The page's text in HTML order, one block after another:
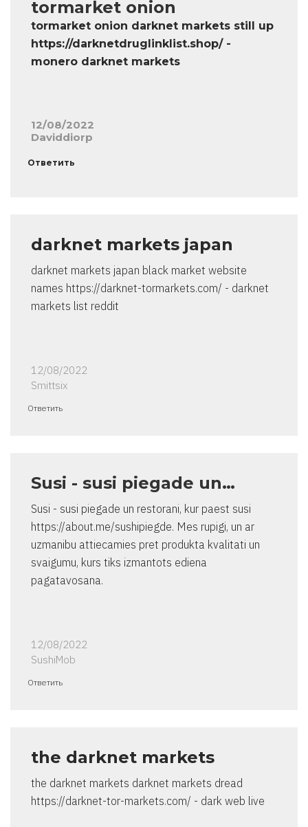
tormarket onion
tormarket onion darknet markets still up
https://darknetdruglinklist.shop/ -
monero darknet markets
12/08/2022
Daviddiorp
Ответить
darknet markets japan
darknet markets japan black market website
names https://darknet-tormarkets.com/ - darknet
markets list reddit
12/08/2022
Smittsix
Ответить
Susi - susi piegade un…
Susi - susi piegade un restorani, kur paest susi
https://about.me/sushipiegde. Mes rupigi, un ar
uzmanibu attiecamies pret produkta kvalitati un
svaigumu, kurs tiks izmantots ediena
pagatavosana.
12/08/2022
SushiMob
Ответить
the darknet markets
the darknet markets darknet markets dread
https://darknet-tor-markets.com/ - dark web live